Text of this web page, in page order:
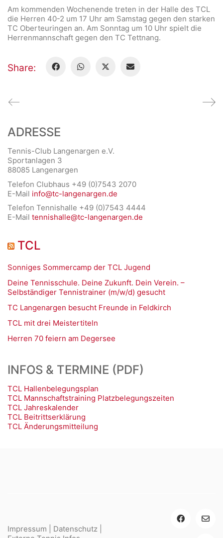
Am kommenden Wochenende treten in der Halle des TCL
die Herren 40-2 um 17 Uhr am Samstag gegen den starken
TC Oberteuringen an. Am Sonntag um 10 Uhr spielt die
Herrenmannschaft gegen den TC Tettnang.
Share:
ADRESSE
Tennis-Club Langenargen e.V.
Sportanlagen 3
88085 Langenargen
Telefon Clubhaus +49 (0)7543 2070
E-Mail info@tc-langenargen.de
Telefon Tennishalle +49 (0)7543 4444
E-Mail tennishalle@tc-langenargen.de
TCL
Sonniges Sommercamp der TCL Jugend
Deine Tennisschule. Deine Zukunft. Dein Verein. –
Selbständiger Tennistrainer (m/w/d) gesucht
TC Langenargen besucht Freunde in Feldkirch
TCL mit drei Meistertiteln
Herren 70 feiern am Degersee
INFOS & TERMINE (PDF)
TCL Hallenbelegungsplan
TCL Mannschaftstraining Platzbelegungszeiten
TCL Jahreskalender
TCL Beitrittserklärung
TCL Änderungsmitteilung
Impressum Datenschutz